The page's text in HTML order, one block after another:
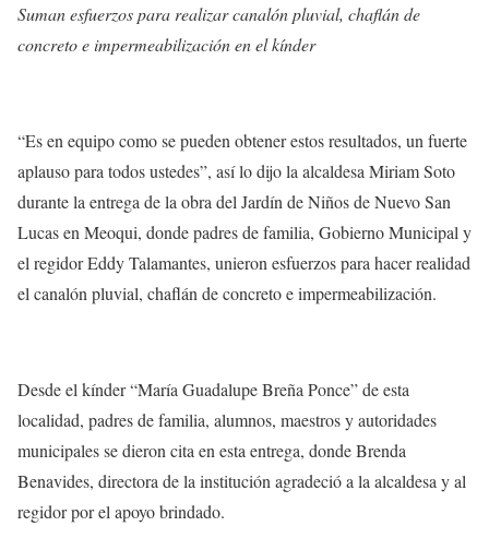
Suman esfuerzos para realizar canalón pluvial, chaflán de
concreto e impermeabilización en el kínder
“Es en equipo como se pueden obtener estos resultados, un fuerte
aplauso para todos ustedes”, así lo dijo la alcaldesa Miriam Soto
durante la entrega de la obra del Jardín de Niños de Nuevo San
Lucas en Meoqui, donde padres de familia, Gobierno Municipal y
el regidor Eddy Talamantes, unieron esfuerzos para hacer realidad
el canalón pluvial, chaflán de concreto e impermeabilización.
Desde el kínder “María Guadalupe Breña Ponce” de esta
localidad, padres de familia, alumnos, maestros y autoridades
municipales se dieron cita en esta entrega, donde Brenda
Benavides, directora de la institución agradeció a la alcaldesa y al
regidor por el apoyo brindado.